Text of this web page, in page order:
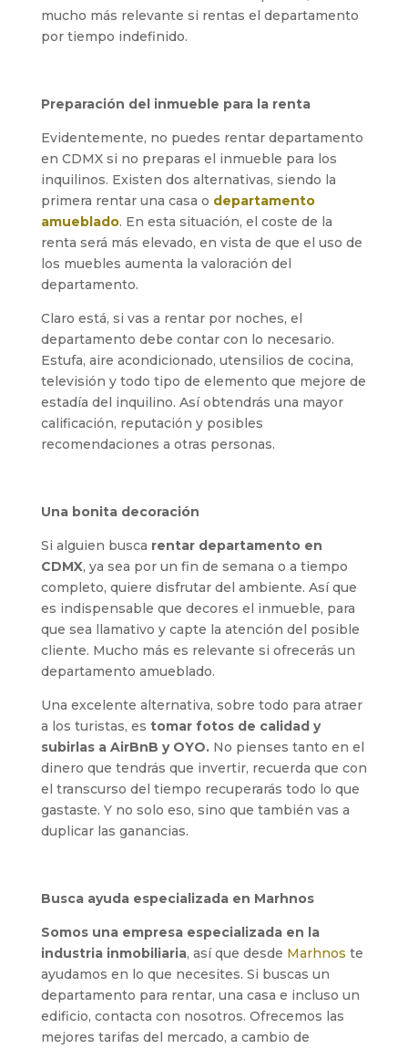
mucho más relevante si rentas el departamento
por tiempo indefinido.
Preparación del inmueble para la renta
Evidentemente, no puedes rentar departamento
en CDMX si no preparas el inmueble para los
inquilinos. Existen dos alternativas, siendo la
primera rentar una casa o departamento
amueblado. En esta situación, el coste de la
renta será más elevado, en vista de que el uso de
los muebles aumenta la valoración del
departamento.
Claro está, si vas a rentar por noches, el
departamento debe contar con lo necesario.
Estufa, aire acondicionado, utensilios de cocina,
televisión y todo tipo de elemento que mejore de
estadía del inquilino. Así obtendrás una mayor
calificación, reputación y posibles
recomendaciones a otras personas.
Una bonita decoración
Si alguien busca rentar departamento en
CDMX, ya sea por un fin de semana o a tiempo
completo, quiere disfrutar del ambiente. Así que
es indispensable que decores el inmueble, para
que sea llamativo y capte la atención del posible
cliente. Mucho más es relevante si ofrecerás un
departamento amueblado.
Una excelente alternativa, sobre todo para atraer
a los turistas, es tomar fotos de calidad y
subirlas a AirBnB y OYO. No pienses tanto en el
dinero que tendrás que invertir, recuerda que con
el transcurso del tiempo recuperarás todo lo que
gastaste. Y no solo eso, sino que también vas a
duplicar las ganancias.
Busca ayuda especializada en Marhnos
Somos una empresa especializada en la
industria inmobiliaria, así que desde Marhnos te
ayudamos en lo que necesites. Si buscas un
departamento para rentar, una casa e incluso un
edificio, contacta con nosotros. Ofrecemos las
mejores tarifas del mercado, a cambio de